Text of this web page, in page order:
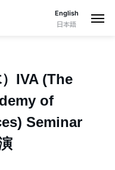
English
日本語
IVA (The
of
Seminar